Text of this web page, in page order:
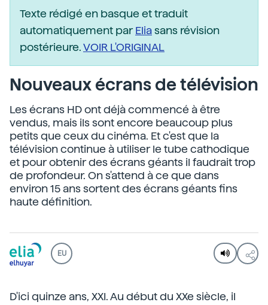
Texte rédigé en basque et traduit
automatiquement parEliasans révision
postérieure.VOIR L'ORIGINAL
Nouveaux écrans de télévision
Les écrans HD ont déjà commencé à être
vendus, mais ils sont encore beaucoup plus
petits que ceux du cinéma. Et c'est que la
télévision continue à utiliser le tube cathodique
et pour obtenir des écrans géants il faudrait trop
de profondeur. On s'attend à ce que dans
environ 15 ans sortent des écrans géants fins
haute définition.
EU
D'ici quinze ans, XXI. Au début du XXe siècle, il